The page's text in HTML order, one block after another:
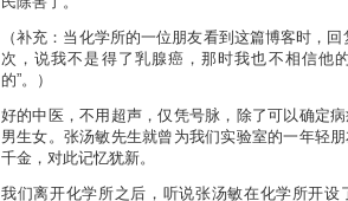
（补充：当化学所的一位朋友看到这篇博客时，
次，说我不是得了乳腺癌，那时我也不相信他
的”。）
好的中医，不用超声，仅凭号脉，除了可以确定
男生女。张汤敏先生就曾为我们实验室的一年轻
千金，对此记忆犹新。
我们离开化学所之后，听说张汤敏在化学所开设